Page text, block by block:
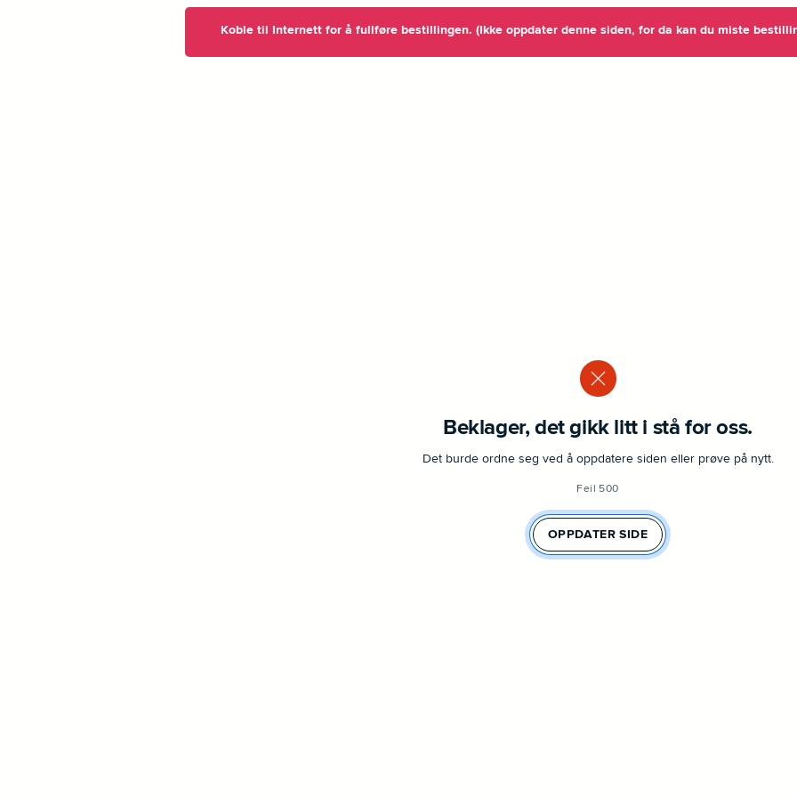
Koble til Internett for å fullføre bestillingen. (Ikke oppdater denne siden, for da kan du miste
Beklager, det gikk litt i stå for oss.
Det burde ordne seg ved å oppdatere siden eller prøve på nytt.
Feil 500
OPPDATER SIDE